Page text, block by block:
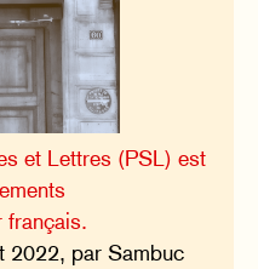
et Lettres (PSL) est
français.
2022, par Sambuc